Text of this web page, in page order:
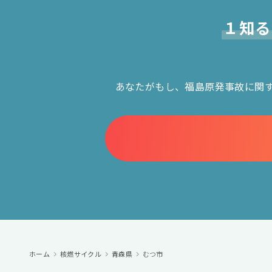
１知
あなたがもし、福島原発事故に関
ホーム 核燃サイクル 青森県 むつ市